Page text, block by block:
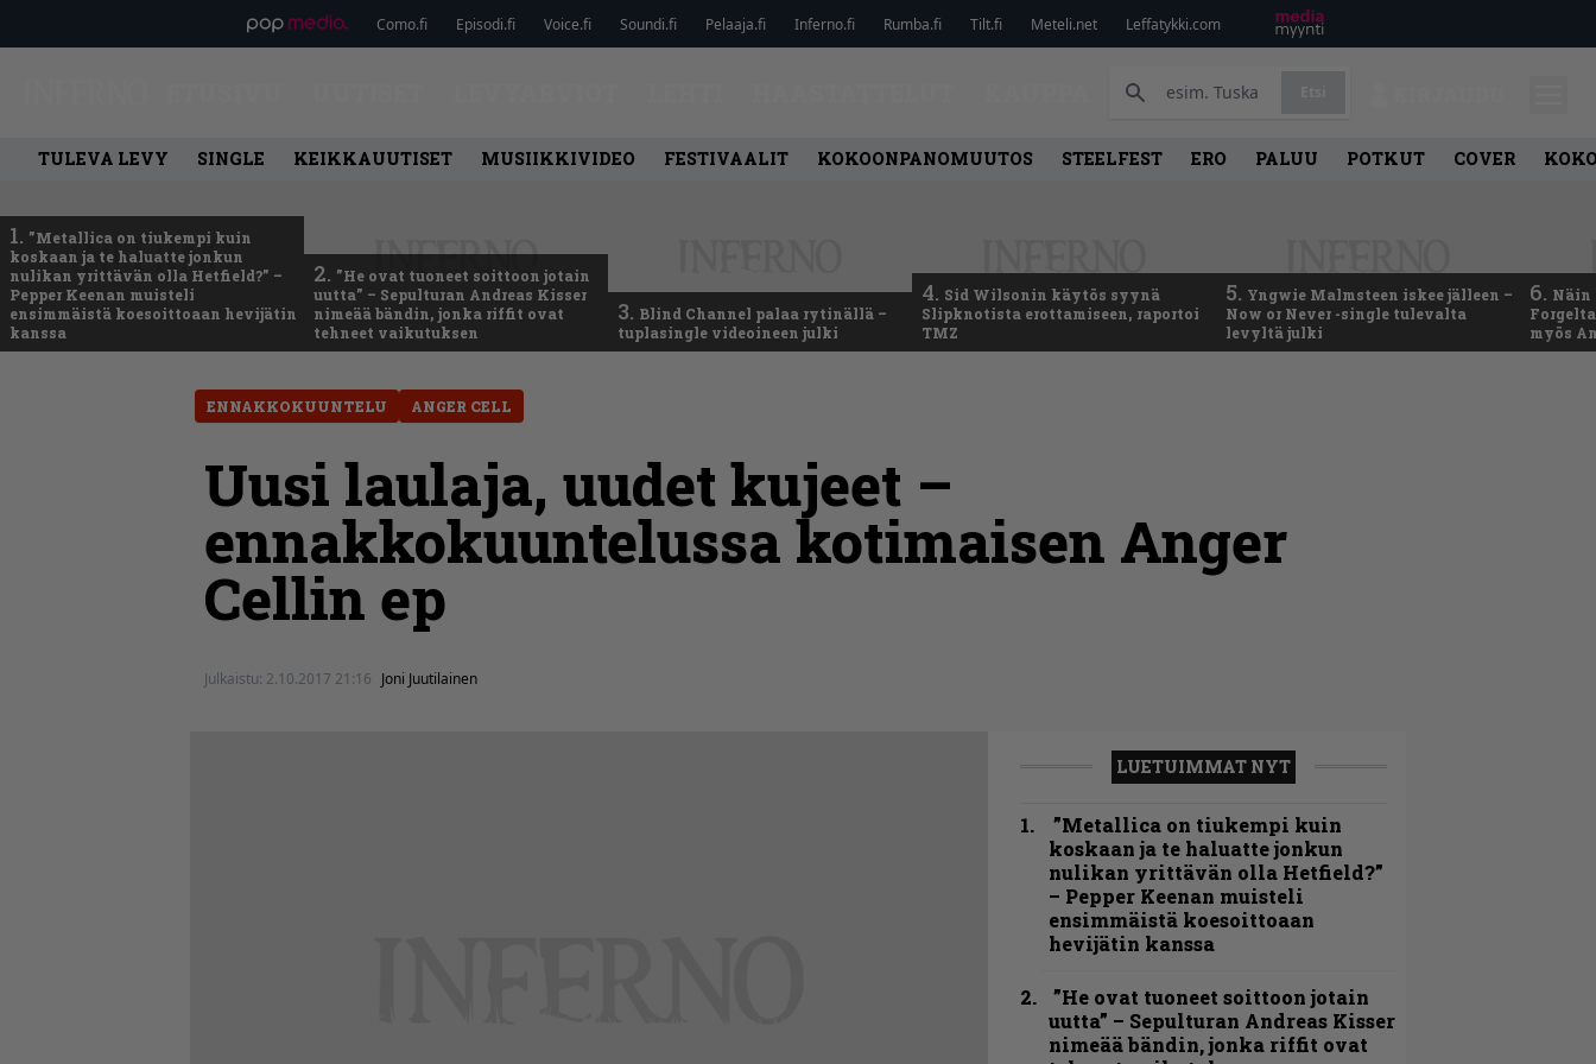
Como.fi Episodi.fi Voice.fi Soundi.fi Pelaaja.fi Inferno.fi Rumba.fi Tilt.fi Meteli.net Leffatykki.com
TULEVA LEVY SINGLE KEIKKAUUTISET MUSIIKKIVIDEO FESTIVAALIT KOKOONPANOMUUTOS STEELFEST ERO PALUU POTKUT COVER
1. ”Metallica on tiukempi kuin
koskaan ja te haluatte jonkun
nulikan yrittävän olla Hetfield?” –
Pepper Keenan muisteli
ensimmäistä koesoittoaan hevijätin
kanssa
2. ”He ovat tuoneet soittoon jotain
uutta” – Sepulturan Andreas Kisser
nimeää bändin, jonka riffit ovat
tehneet vaikutuksen
3. Blind Channel palaa rytinällä –
tuplasingle videoineen julki
4. Sid Wilsonin käytös syynä
Slipknotista erottamiseen, raportoi
TMZ
5. Yngwie Malmsteen iskee jälleen –
Now or Never -single tulevalta
levyltä julki
6. Näin
myös
ENNAKKOKUUNTELU ANGER CELL
Uusi laulaja, uudet kujeet –
ennakkokuuntelussa kotimaisen Anger
Cellin ep
Julkaistu: 2.10.2017 21:16 Joni Juutilainen
LUETUIMMAT NYT
”Metallica on tiukempi kuin
koskaan ja te haluatte jonkun
nulikan yrittävän olla Hetfield?”
– Pepper Keenan muisteli
ensimmäistä koesoittoaan
hevijätin kanssa
”He ovat tuoneet soittoon jotain
uutta” – Sepulturan Andreas Kisser
nimeää bändin, jonka riffit ovat